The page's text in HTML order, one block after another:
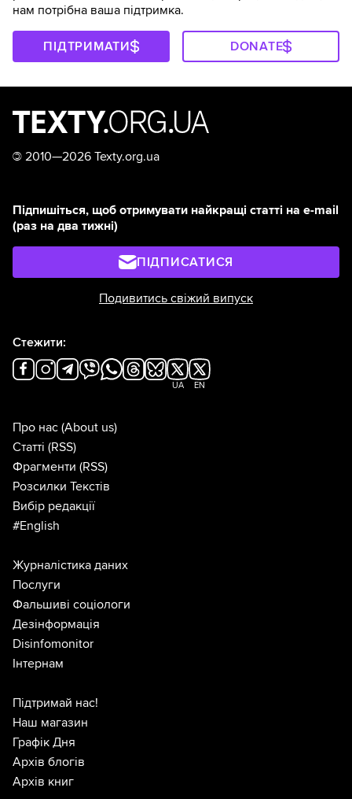
нам потрібна ваша підтримка.
ПІДТРИМАТИ DONATE
© 2010—2026 Texty.org.ua
Підпишіться, щоб отримувати найкращі статті на e-mail
(раз на два тижні)
ПІДПИСАТИСЯ
Подивитись свіжий випуск
Стежити:
UA EN
Про нас (About us)
Статті (RSS)
Фрагменти (RSS)
Розсилки Текстів
Вибір редакції
#English
Журналістика даних
Послуги
Фальшиві соціологи
Дезінформація
Disinfomonitor
Інтернам
Підтримай нас!
Наш магазин
Графік Дня
Архів блогів
Архів книг